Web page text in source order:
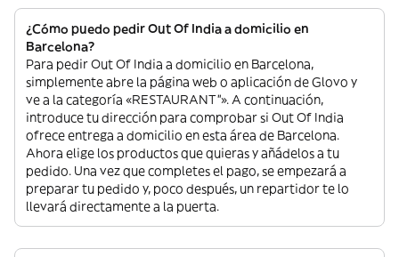
¿Cómo puedo pedir Out Of India a domicilio en
Barcelona?
Para pedir Out Of India a domicilio en Barcelona,
simplemente abre la página web o aplicación de Glovo y
ve a la categoría «RESTAURANT”». A continuación,
introduce tu dirección para comprobar si Out Of India
ofrece entrega a domicilio en esta área de Barcelona.
Ahora elige los productos que quieras y añádelos a tu
pedido. Una vez que completes el pago, se empezará a
preparar tu pedido y, poco después, un repartidor te lo
llevará directamente a la puerta.